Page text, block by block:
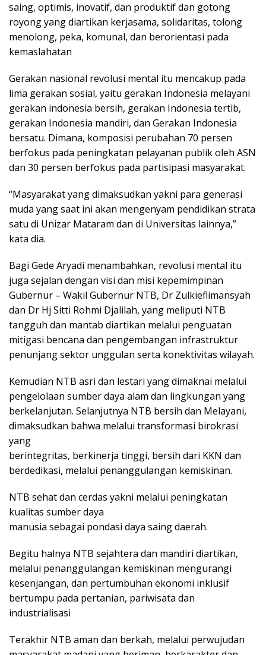
saing, optimis, inovatif, dan produktif dan gotong
royong yang diartikan kerjasama, solidaritas, tolong
menolong, peka, komunal, dan berorientasi pada
kemaslahatan
Gerakan nasional revolusi mental itu mencakup pada
lima gerakan sosial, yaitu gerakan Indonesia melayani
gerakan indonesia bersih, gerakan Indonesia tertib,
gerakan Indonesia mandiri, dan Gerakan Indonesia
bersatu. Dimana, komposisi perubahan 70 persen
berfokus pada peningkatan pelayanan publik oleh ASN
dan 30 persen berfokus pada partisipasi masyarakat.
“Masyarakat yang dimaksudkan yakni para generasi
muda yang saat ini akan mengenyam pendidikan strata
satu di Unizar Mataram dan di Universitas lainnya,”
kata dia.
Bagi Gede Aryadi menambahkan, revolusi mental itu
juga sejalan dengan visi dan misi kepemimpinan
Gubernur – Wakil Gubernur NTB, Dr Zulkieflimansyah
dan Dr Hj Sitti Rohmi Djalilah, yang meliputi NTB
tangguh dan mantab diartikan melalui penguatan
mitigasi bencana dan pengembangan infrastruktur
penunjang sektor unggulan serta konektivitas wilayah.
Kemudian NTB asri dan lestari yang dimaknai melalui
pengelolaan sumber daya alam dan lingkungan yang
berkelanjutan. Selanjutnya NTB bersih dan Melayani,
dimaksudkan bahwa melalui transformasi birokrasi
yang
berintegritas, berkinerja tinggi, bersih dari KKN dan
berdedikasi, melalui penanggulangan kemiskinan.
NTB sehat dan cerdas yakni melalui peningkatan
kualitas sumber daya
manusia sebagai pondasi daya saing daerah.
Begitu halnya NTB sejahtera dan mandiri diartikan,
melalui penanggulangan kemiskinan mengurangi
kesenjangan, dan pertumbuhan ekonomi inklusif
bertumpu pada pertanian, pariwisata dan
industrialisasi
Terakhir NTB aman dan berkah, melalui perwujudan